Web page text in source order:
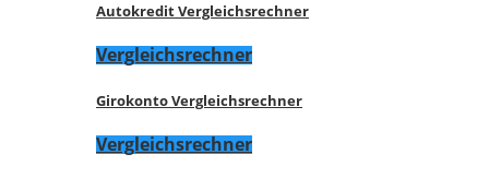
Autokredit Vergleichsrechner
Vergleichsrechner
Girokonto Vergleichsrechner
Vergleichsrechner